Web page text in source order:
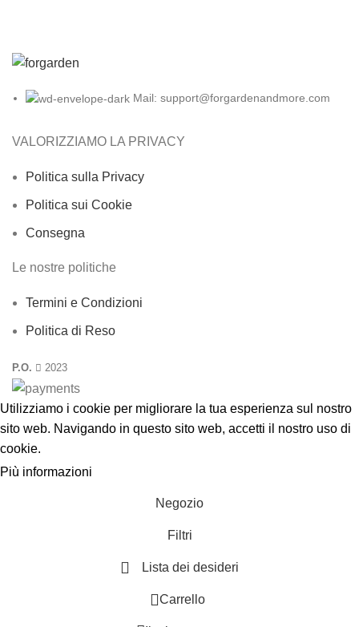
Mail: support@forgardenandmore.com
VALORIZZIAMO LA PRIVACY
Politica sulla Privacy
Politica sui Cookie
Consegna
Le nostre politiche
Termini e Condizioni
Politica di Reso
P.O. 2023
Utilizziamo i cookie per migliorare la tua esperienza sul nostro
sito web. Navigando in questo sito web, accetti il nostro uso di
cookie.
Più informazioni
Negozio
Filtri
Lista dei desideri
0
Carrello